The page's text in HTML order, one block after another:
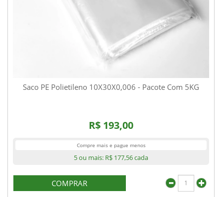
Saco PE Polietileno 10X30X0,006 - Pacote Com 5KG
R$ 193,00
Compre mais e pague menos
5 ou mais: R$ 177,56cada
COMPRAR